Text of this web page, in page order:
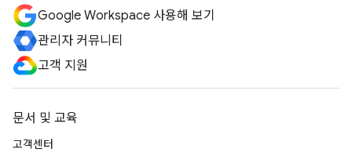
Google Workspace 사용해 보기
관리자 커뮤니티
고객 지원
문서 및 교육
고객센터